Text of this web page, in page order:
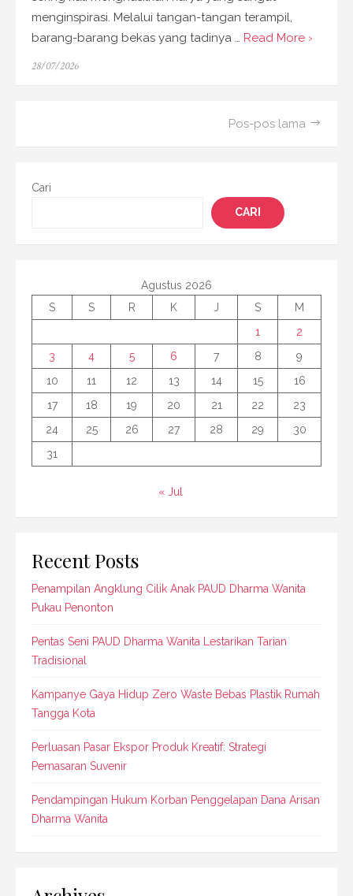
menginspirasi. Melalui tangan-tangan terampil,
barang-barang bekas yang tadinya … Read More ›
Posted
28/07/2026
Pos-pos lama
Cari
CARI
Agustus 2026
S
S R K J S
M
1
2
3
4 5 6 7 8
9
10
11 12 13 14 15
16
17
18 19 20 21 22
23
24
25 26 27 28 29
30
31
« Jul
Recent Posts
Penampilan Angklung Cilik Anak PAUD Dharma Wanita
Pukau Penonton
Pentas Seni PAUD Dharma Wanita Lestarikan Tarian
Tradisional
Kampanye Gaya Hidup Zero Waste Bebas Plastik Rumah
Tangga Kota
Perluasan Pasar Ekspor Produk Kreatif: Strategi
Pemasaran Suvenir
Pendampingan Hukum Korban Penggelapan Dana Arisan
Dharma Wanita